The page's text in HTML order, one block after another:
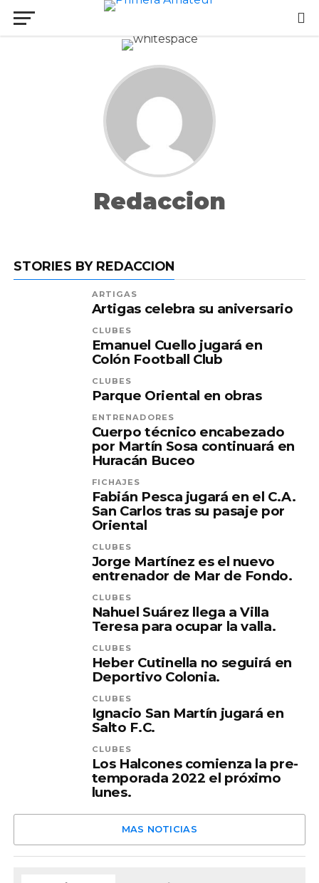
Redaccion
STORIES BY REDACCION
ARTIGAS
Artigas celebra su aniversario
CLUBES
Emanuel Cuello jugará en
Colón Football Club
CLUBES
Parque Oriental en obras
ENTRENADORES
Cuerpo técnico encabezado
por Martín Sosa continuará en
Huracán Buceo
FICHAJES
Fabián Pesca jugará en el C.A.
San Carlos tras su pasaje por
Oriental
CLUBES
Jorge Martínez es el nuevo
entrenador de Mar de Fondo.
CLUBES
Nahuel Suárez llega a Villa
Teresa para ocupar la valla.
CLUBES
Heber Cutinella no seguirá en
Deportivo Colonia.
CLUBES
Ignacio San Martín jugará en
Salto F.C.
CLUBES
Los Halcones comienza la pre-
temporada 2022 el próximo
lunes.
MAS NOTICIAS